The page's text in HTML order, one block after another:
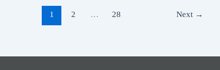
1 2 … 28 Next →